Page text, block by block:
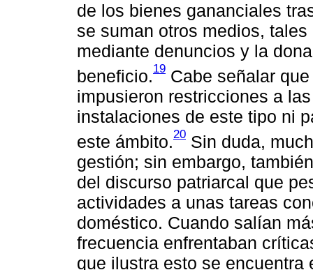
de los bienes gananciales
se suman otros medios,
mediante denuncios y la
beneficio.19 Cabe señalar
impusieron restricciones a
instalaciones de este tipo ni
este ámbito.20 Sin duda,
gestión; sin embargo,
del discurso patriarcal que
actividades a unas tareas
doméstico. Cuando salían
frecuencia enfrentaban
que ilustra esto se